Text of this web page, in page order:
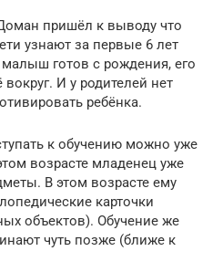
пришёл к выводу что
узнают за первые 6 лет
готов с рождения, его
вокруг. И у родителей нет
ребёнка.
к обучению можно уже
возрасте младенец уже
В этом возрасте ему
карточки
объектов). Обучение же
чуть позже (ближе к